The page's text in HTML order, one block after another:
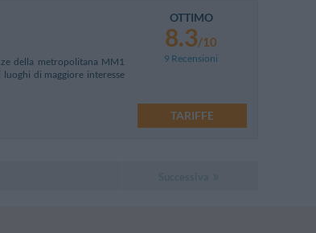
della metropolitana MM1
di maggiore interesse
OTTIMO
8.3/10
9 Recensioni
TARIFFE